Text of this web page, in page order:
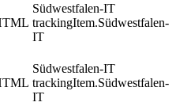
Südwestfalen-IT
trackingItem.Südwestfalen-
IT
Südwestfalen-IT
trackingItem.Südwestfalen-
IT